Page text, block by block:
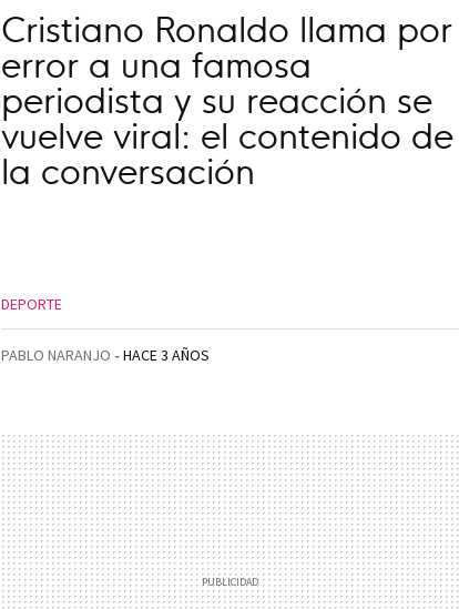
Cristiano Ronaldo llama por
error a una famosa
periodista y su reacción se
vuelve viral: el contenido de
la conversación
DEPORTE
PABLO NARANJO HACE 3 AÑOS